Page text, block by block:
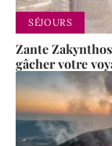
SÉJOURS
Zante
gâcher votre